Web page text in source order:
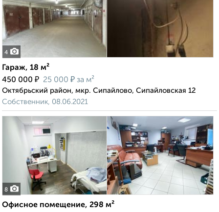
4
Гараж, 18 м²
450 000 ₽ 25 000 ₽ за м²
Октябрьский район, мкр. Сипайлово, Сипайловская 12
Собственник, 08.06.2021
8
Офисное помещение, 298 м²